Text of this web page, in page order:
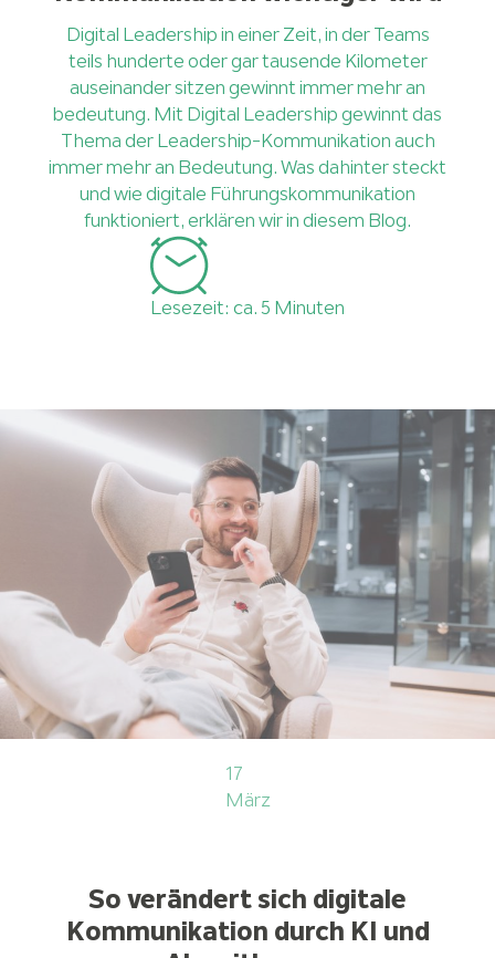
Digital Leadership in einer Zeit, in der Teams
teils hunderte oder gar tausende Kilometer
auseinander sitzen gewinnt immer mehr an
bedeutung. Mit Digital Leadership gewinnt das
Thema der Leadership-Kommunikation auch
immer mehr an Bedeutung. Was dahinter steckt
und wie digitale Führungskommunikation
funktioniert, erklären wir in diesem Blog.
Lesezeit: ca. 5 Minuten
17
März
So verändert sich digitale
Kommunikation durch KI und